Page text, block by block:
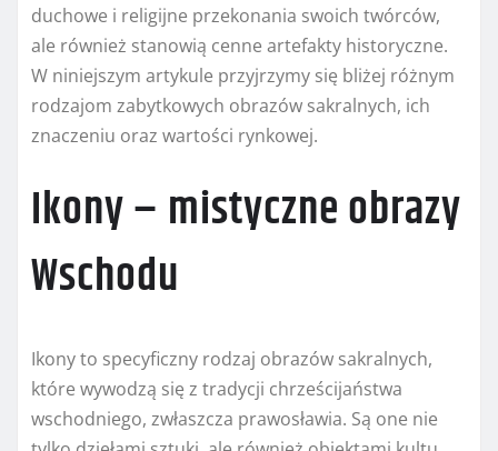
duchowe i religijne przekonania swoich twórców,
ale również stanowią cenne artefakty historyczne.
W niniejszym artykule przyjrzymy się bliżej różnym
rodzajom zabytkowych obrazów sakralnych, ich
znaczeniu oraz wartości rynkowej.
Ikony – mistyczne obrazy
Wschodu
Ikony to specyficzny rodzaj obrazów sakralnych,
które wywodzą się z tradycji chrześcijaństwa
wschodniego, zwłaszcza prawosławia. Są one nie